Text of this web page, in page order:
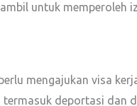
untuk memperoleh
mengajukan visa
deportasi dan